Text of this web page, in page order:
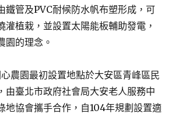
鐵管及PVC耐候防水帆布塑形成，可
灌植栽，並設置太陽能板輔助發電，
園的理念。
農園最初設置地點於大安區青峰區民
由臺北市政府社會局大安老人服務中
地協會攜手合作，自104年規劃設置適